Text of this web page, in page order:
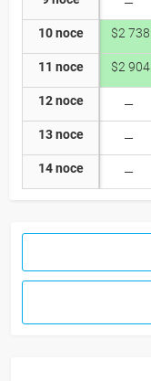
10 noce
11 noce
12 noce
13 noce
14 noce
$2 738
$2 904